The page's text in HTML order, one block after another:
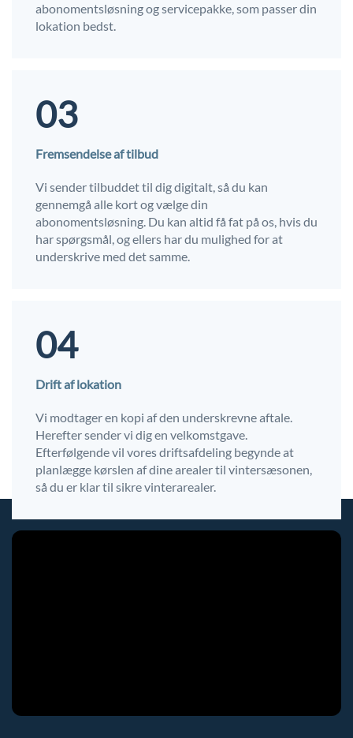
abonomentsløsning og servicepakke, som passer din
lokation bedst.
03
Fremsendelse af tilbud
Vi sender tilbuddet til dig digitalt, så du kan
gennemgå alle kort og vælge din
abonomentsløsning. Du kan altid få fat på os, hvis du
har spørgsmål, og ellers har du mulighed for at
underskrive med det samme.
04
Drift af lokation
Vi modtager en kopi af den underskrevne aftale.
Herefter sender vi dig en velkomstgave.
Efterfølgende vil vores driftsafdeling begynde at
planlægge kørslen af dine arealer til vintersæsonen,
så du er klar til sikre vinterarealer.